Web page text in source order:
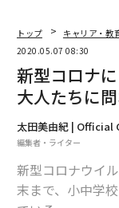
トップ キャリア・教
2020.05.07 08:30
新型コロナ
大人たちに
太田美由紀 |
編集者・ライター
新型コロナウイ
末まで、小中学